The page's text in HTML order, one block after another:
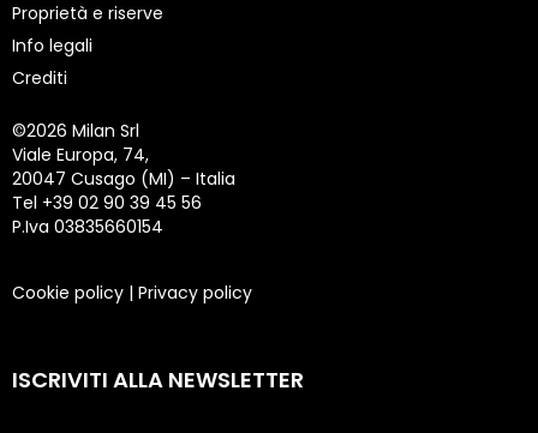
Proprietà e riserve
Info legali
Crediti
©2026 Milan Srl
Viale Europa, 74,
20047 Cusago (MI) – Italia
Tel +39 02 90 39 45 56
P.Iva 03835660154
Cookie policy | Privacy policy
ISCRIVITI ALLA NEWSLETTER